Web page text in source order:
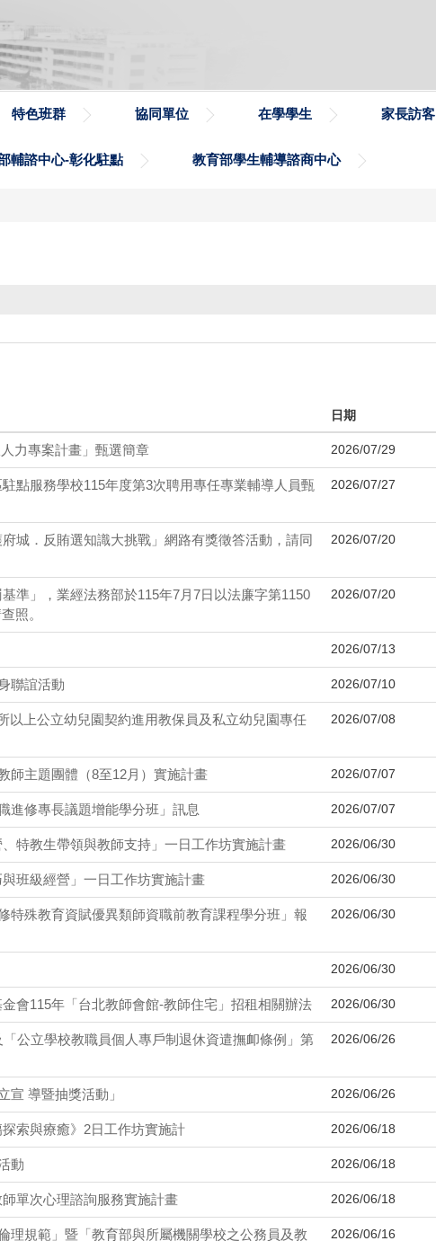
特色班群 協同單位 在學學生 家長訪客
輔諮中心-彰化駐點 教育部學生輔導諮商中心
日期
力專案計畫」甄選簡章 2026/07/29
點服務學校115年度第3次聘用專任專業輔導人員甄
2026/07/27
城．反賄選知識大挑戰」網路有獎徵答活動，請同
2026/07/20
準」，業經法務部於115年7月7日以法廉字第1150
照。
2026/07/20
2026/07/13
聯誼活動 2026/07/10
以上公立幼兒園契約進用教保員及私立幼兒園專任
2026/07/08
師主題團體（8至12月）實施計畫 2026/07/07
進修專長議題增能學分班」訊息 2026/07/07
特教生帶領與教師支持」一日工作坊實施計畫 2026/06/30
班級經營」一日工作坊實施計畫 2026/06/30
特殊教育資賦優異類師資職前教育課程學分班」報
2026/06/30
2026/06/30
會115年「台北教師會館-教師住宅」招租相關辦法 2026/06/30
公立學校教職員個人專戶制退休資遣撫卹條例」第
2026/06/26
宣 導暨抽獎活動」 2026/06/26
索與療癒》2日工作坊實施計 2026/06/18
動 2026/06/18
單次心理諮詢服務實施計畫 2026/06/18
理規範」暨「教育部與所屬機關學校之公務員及教
2026/06/16